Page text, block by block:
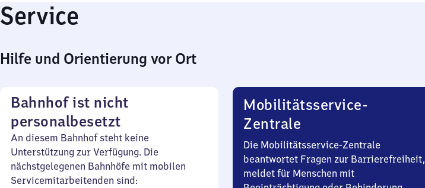
Service
Hilfe und Orientierung vor Ort
Bahnhof ist nicht
personalbesetzt
An diesem Bahnhof steht keine
Unterstützung zur Verfügung. Die
nächstgelegenen Bahnhöfe mit mobilen
Servicemitarbeitenden sind:
Mobilitätsservice-
Zentrale
Die Mobilitätsservice-Zentrale
beantwortet Fragen zur Barrierefreiheit,
meldet für Menschen mit